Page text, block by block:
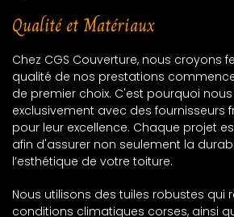
Qualité et Matériaux
Chez CGS Couverture, nous croyons
qualité de nos prestations
de premier choix. C'est pourquoi
exclusivement avec des fournisseurs
pour leur excellence. Chaque projet
afin d'assurer non seulement la
l’esthétique de votre toiture.
Nous utilisons des tuiles robustes qui
conditions climatiques corses, ainsi